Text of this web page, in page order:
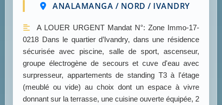
ANALAMANGA / NORD / IVANDRY
A LOUER URGENT Mandat N°: Zone Immo-17-
0218 Dans le quartier d’Ivandry, dans une résidence
sécurisée avec piscine, salle de sport, ascenseur,
groupe électrogène de secours et cuve d'eau avec
surpresseur, appartements de standing T3 à l'étage
(meublé ou vide) au choix dont un espace à vivre
donnant sur la terrasse, une cuisine ouverte équipée, 2